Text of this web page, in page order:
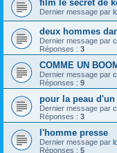
film le secret de
Dernier message par
deux hommes
Dernier message par
Réponses : 3
COMME UN
Dernier message par
Réponses : 9
pour la peau
Dernier message par
Réponses : 3
l'homme presse
Dernier message par
Réponses : 5